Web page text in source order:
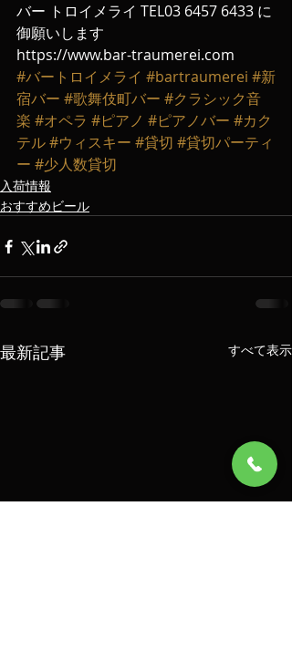
バー トロイメライ TEL03 6457 6433 に
御願いします
https://www.bar-traumerei.com
#バートロイメライ #bartraumerei #新
宿バー #歌舞伎町バー #クラシック音
楽 #オペラ #ピアノ #ピアノバー #カク
テル#ウィスキー #貸切 #貸切パーティ
ー #少人数貸切
入荷情報
おすすめビール
最新記事 すべて表示